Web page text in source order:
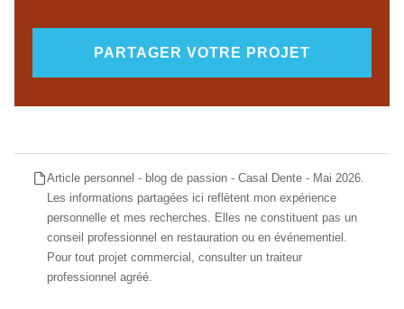
PARTAGER VOTRE PROJET
Article personnel - blog de passion - Casal Dente - Mai 2026.
Les informations partagées ici reflètent mon expérience
personnelle et mes recherches. Elles ne constituent pas un
conseil professionnel en restauration ou en événementiel.
Pour tout projet commercial, consulter un traiteur
professionnel agréé.